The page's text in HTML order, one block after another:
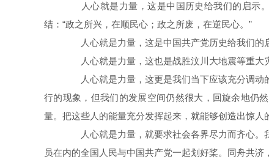
人心就是力量，这是中国历史给我们的启示。
结：“政之所兴，在顺民心；政之所废，在逆民心。”
人心就是力量，这是中国共产党历史给我们的
人心就是力量，这也是战胜汶川大地震等重大灾
人心就是力量，这更是我们当下应该充分调动
行的现象，但我们的发展空间仍然很大，回旋余地仍
量。把这些人的能量充分发挥起来，就能够创造出惊人
人心就是力量，就要求社会各界尽力而齐心。
员在内的全国人民与中国共产党一起划好桨。同舟共